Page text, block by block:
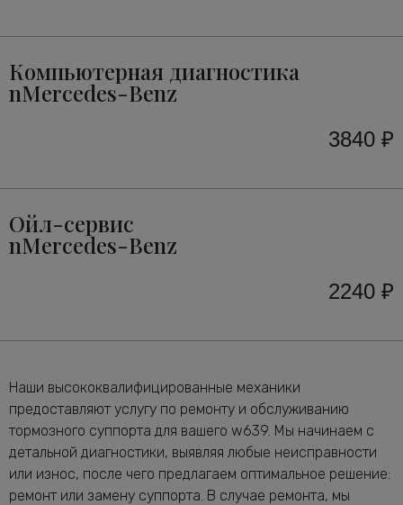
Компьютерная диагностика
nMercedes-Benz
3840 ₽
Ойл-сервис
nMercedes-Benz
2240 ₽
Наши высококвалифицированные механики
предоставляют услугу по ремонту и обслуживанию
тормозного суппорта для вашего w639. Мы начинаем с
детальной диагностики, выявляя любые неисправности
или износ, после чего предлагаем оптимальное решение:
ремонт или замену суппорта. В случае ремонта, мы